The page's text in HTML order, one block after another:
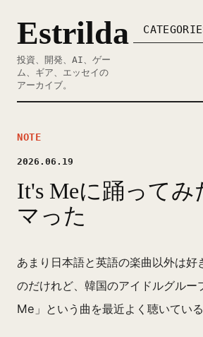
Estrilda
投資、開発、AI、ゲー
ム、ギア、エッセイの
アーカイブ。
NOTE
2026.06.19
It's Meに踊ってみ
マった
あまり日本語と英語の楽曲以外は好
のだけれど、韓国のアイドルグルー
Me」という曲を最近よく聴いている